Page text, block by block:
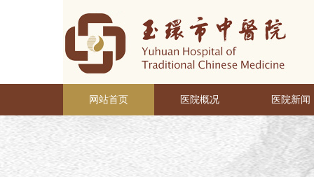
网站首页 医院概况 医院新闻